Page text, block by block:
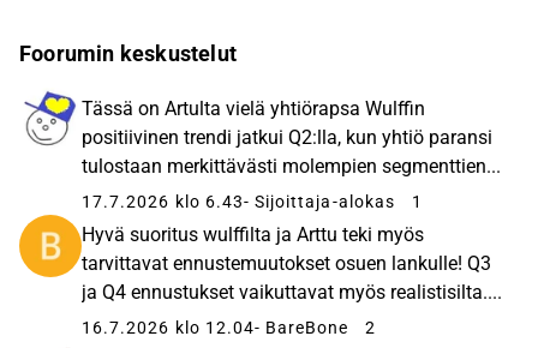
Foorumin keskustelut
Tässä on Artulta vielä yhtiörapsa Wulffin
positiivinen trendi jatkui Q2:lla, kun yhtiö paransi
tulostaan merkittävästi molempien segmenttien...
17.7.2026 klo 6.43- Sijoittaja-alokas 1
Hyvä suoritus wulffilta ja Arttu teki myös
tarvittavat ennustemuutokset osuen lankulle! Q3
ja Q4 ennustukset vaikuttavat myös realistisilta....
16.7.2026 klo 12.04- BareBone 2